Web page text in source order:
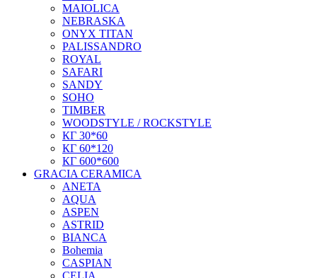
MAIOLICA
NEBRASKA
ONYX TITAN
PALISSANDRO
ROYAL
SAFARI
SANDY
SOHO
TIMBER
WOODSTYLE / ROCKSTYLE
КГ 30*60
КГ 60*120
КГ 600*600
GRACIA CERAMICA
ANETA
AQUA
ASPEN
ASTRID
BIANCA
Bohemia
CASPIAN